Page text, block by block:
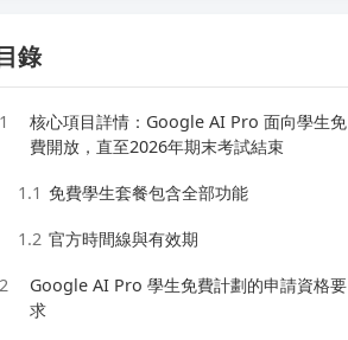
錄
1
核心項目詳情：Google AI Pro 面向學生免
費開放，直至2026年期末考試結束
1.1 免費學生套餐包含全部功能
1.2 官方時間線與有效期
2
Google AI Pro 學生免費計劃的申請資格要
求